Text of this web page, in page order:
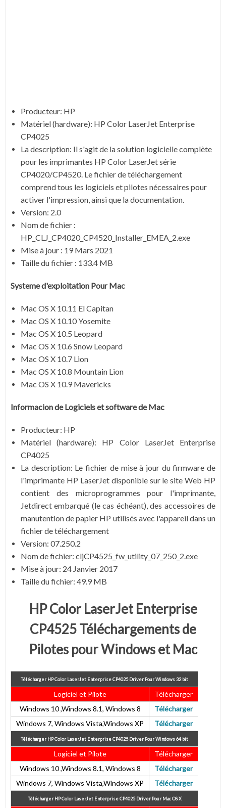
Producteur: HP
Matériel (hardware): HP Color LaserJet Enterprise
CP4025
La description: Il s'agit de la solution logicielle complète
pour les imprimantes HP Color LaserJet série
CP4020/CP4520. Le fichier de téléchargement
comprend tous les logiciels et pilotes nécessaires pour
activer l'impression, ainsi que la documentation.
Version: 2.0
Nom de fichier :
HP_CLJ_CP4020_CP4520_Installer_EMEA_2.exe
Mise à jour : 19 Mars 2021
Taille du fichier : 133.4 MB
Systeme d'exploitation Pour Mac
Mac OS X 10.11 El Capitan
Mac OS X 10.10 Yosemite
Mac OS X 10.5 Leopard
Mac OS X 10.6 Snow Leopard
Mac OS X 10.7 Lion
Mac OS X 10.8 Mountain Lion
Mac OS X 10.9 Mavericks
Informacion de Logiciels et software deMac
Producteur: HP
Matériel (hardware): HP Color LaserJet Enterprise
CP4025
La description: Le fichier de mise à jour du firmware de
l'imprimante HP LaserJet disponible sur le site Web HP
contient des microprogrammes pour l'imprimante,
Jetdirect embarqué (le cas échéant), des accessoires de
manutention de papier HP utilisés avec l'appareil dans un
fichier de téléchargement
Version: 07.250.2
Nom de fichier: cljCP4525_fw_utility_07_250_2.exe
Mise à jour: 24 Janvier 2017
Taille du fichier: 49.9 MB
HP Color LaserJet Enterprise
CP4525 Téléchargements de
Pilotes pour Windows et Mac
Télécharger HP Color LaserJet Enterprise CP4025Driver Pour Windows 32 bit
Logiciel et Pilote
Télécharger
Windows 10 ,Windows 8.1, Windows 8
Télécharger
Windows 7, Windows Vista,Windows XP
Télécharger
Télécharger HP Color LaserJet Enterprise CP4025Driver Pour Windows 64 bit
Logiciel et Pilote
Télécharger
Windows 10 ,Windows 8.1, Windows 8
Télécharger
Windows 7, Windows Vista,Windows XP
Télécharger
Télécharger HP Color LaserJet Enterprise CP4025Driver Pour Mac OS X